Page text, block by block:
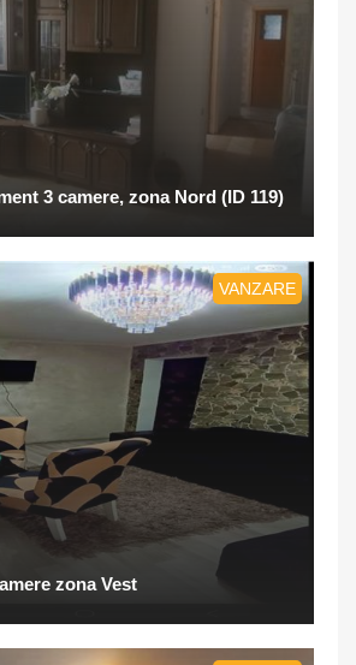
3 camere, zona Nord (ID 119)
VANZARE
zona Vest